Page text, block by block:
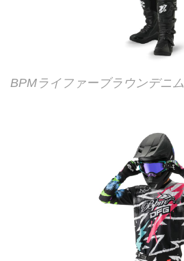
BPMライファーブラウンデニム